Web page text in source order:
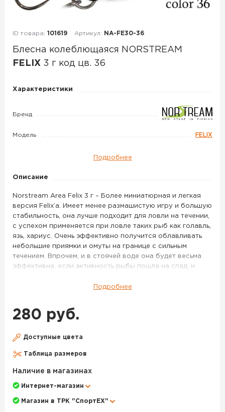
ID товара: 101619 Артикул: NA-FE30-36
Блесна колеблющаяся NORSTREAM
FELIX 3 г код цв. 36
Блесна
NORSTREAM
3
цв.
36
Характеристики
Бренд
Модель FELIX
Подробнее
Описание
Norstream Area Felix 3 г – Более миниатюрная и легкая
версия Felix’a. Имеет менее размашистую игру и большую
стабильность, она лучше подходит для ловли на течении,
с успехом применяется при ловле таких рыб как голавль,
язь, хариус. Очень эффективно получится облавливать
небольшие приямки и омуты на границе с сильным
течением. Впрочем, и в стоячей воде она будет весьма
эффективна, если активность рыбы пошла на спад, и
Area, то есть были разработаны экспертами Norstream
для форелевой рыбалки. Блесны получили вытянутую
изгиб. Это обеспечивает дразнящую игру при неспешной
акваториях. Приманки подходят для проводок у самой
поверхности и в толще воды. Модель весом 4,3 гр
рыбе. Более легкие колебалки Norstream Area Felix
подойдут для облавливания ближних дистанций.
Подробнее
280 руб.
Доступные цвета
Таблица размеров
Наличие в магазинах
Интернет-магазин
Магазин в ТРК "СпортЕХ"